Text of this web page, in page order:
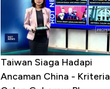
Taiwan Siaga Hadapi
Ancaman China - Kriteria